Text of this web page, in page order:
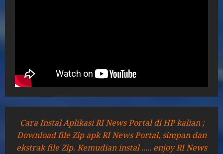
Cara Instal Aplikasi RI News Portal di HP kalian ;
Download file Zip apk RI News Portal, simpan dan
ekstrak file Zip. Kemudian instal ..... enjoy RI News